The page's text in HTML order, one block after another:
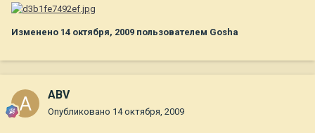
Изменено 14 октября, 2009 пользователем Gosha
ABV
Опубликовано 14 октября, 2009